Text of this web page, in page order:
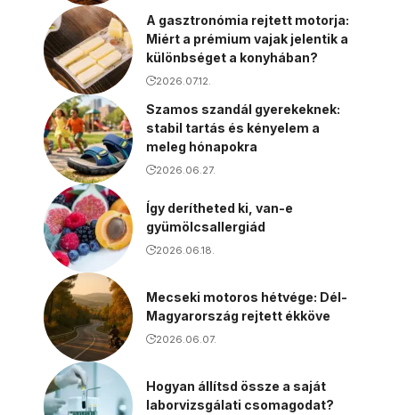
A gasztronómia rejtett motorja:
Miért a prémium vajak jelentik a
különbséget a konyhában?
2026.07.12.
Szamos szandál gyerekeknek:
stabil tartás és kényelem a
meleg hónapokra
2026.06.27.
Így derítheted ki, van-e
gyümölcsallergiád
2026.06.18.
Mecseki motoros hétvége: Dél-
Magyarország rejtett ékköve
2026.06.07.
Hogyan állítsd össze a saját
laborvizsgálati csomagodat?